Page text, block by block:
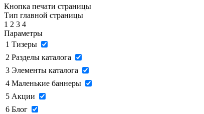
Кнопка печати страницы
Тип главной страницы
1 2 3 4
Параметры
1 Тизеры
2 Разделы каталога
3 Элементы каталога
4 Маленькие баннеры
5 Акции
6 Блог